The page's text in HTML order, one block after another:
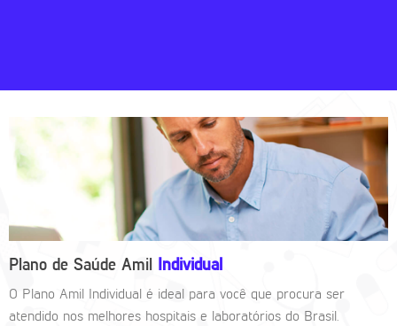
Plano de Saúde Amil Individual
O Plano Amil Individual é ideal para você que procura ser
atendido nos melhores hospitais e laboratórios do Brasil.